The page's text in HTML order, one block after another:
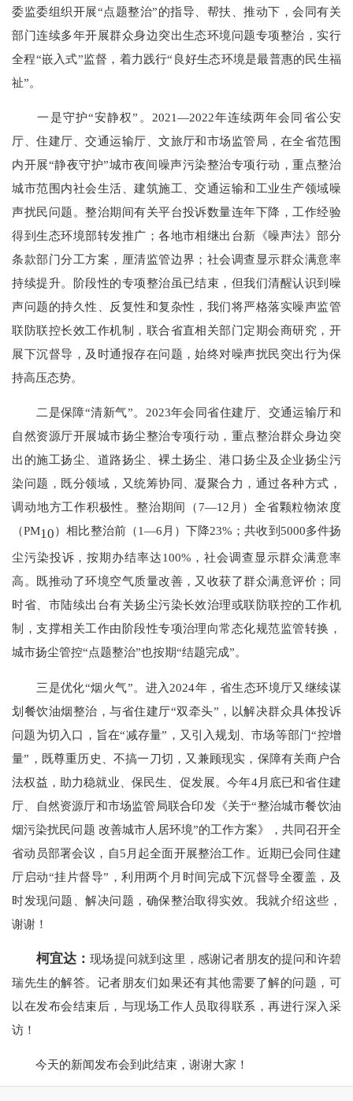
委监委组织开展“点题整治”的指导、帮扶、推动下，会同有关
部门连续多年开展群众身边突出生态环境问题专项整治，实行
全程“嵌入式”监督，着力践行“良好生态环境是最普惠的民生福
祉”。
一是守护“安静权”。2021—2022年连续两年会同省公安
厅、住建厅、交通运输厅、文旅厅和市场监管局，在全省范围
内开展“静夜守护”城市夜间噪声污染整治专项行动，重点整治
城市范围内社会生活、建筑施工、交通运输和工业生产领域噪
声扰民问题。整治期间有关平台投诉数量连年下降，工作经验
得到生态环境部转发推广；各地市相继出台新《噪声法》部分
条款部门分工方案，厘清监管边界；社会调查显示群众满意率
持续提升。阶段性的专项整治虽已结束，但我们清醒认识到噪
声问题的持久性、反复性和复杂性，我们将严格落实噪声监管
联防联控长效工作机制，联合省直相关部门定期会商研究，开
展下沉督导，及时通报存在问题，始终对噪声扰民突出行为保
持高压态势。
二是保障“清新气”。2023年会同省住建厅、交通运输厅和
自然资源厅开展城市扬尘整治专项行动，重点整治群众身边突
出的施工扬尘、道路扬尘、裸土扬尘、港口扬尘及企业扬尘污
染问题，既分领域，又统筹协同、凝聚合力，通过各种方式，
调动地方工作积极性。整治期间（7—12月）全省颗粒物浓度
（PM10）相比整治前（1—6月）下降23%；共收到5000多件扬
尘污染投诉，按期办结率达100%，社会调查显示群众满意率
高。既推动了环境空气质量改善，又收获了群众满意评价；同
时省、市陆续出台有关扬尘污染长效治理或联防联控的工作机
制，支撑相关工作由阶段性专项治理向常态化规范监管转换，
城市扬尘管控“点题整治”也按期“结题完成”。
三是优化“烟火气”。进入2024年，省生态环境厅又继续谋
划餐饮油烟整治，与省住建厅“双牵头”，以解决群众具体投诉
问题为切入口，旨在“减存量”，又引入规划、市场等部门“控增
量”，既尊重历史、不搞一刀切，又兼顾现实，保障有关商户合
法权益，助力稳就业、保民生、促发展。今年4月底已和省住建
厅、自然资源厅和市场监管局联合印发《关于“整治城市餐饮油
烟污染扰民问题 改善城市人居环境”的工作方案》，共同召开全
省动员部署会议，自5月起全面开展整治工作。近期已会同住建
厅启动“挂片督导”，利用两个月时间完成下沉督导全覆盖，及
时发现问题、解决问题，确保整治取得实效。我就介绍这些，
谢谢！
柯宜达：现场提问就到这里，感谢记者朋友的提问和许碧
瑞先生的解答。记者朋友们如果还有其他需要了解的问题，可
以在发布会结束后，与现场工作人员取得联系，再进行深入采
访！
今天的新闻发布会到此结束，谢谢大家！